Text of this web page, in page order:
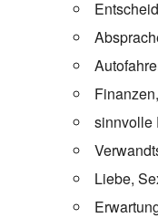
sinnvolle
Liebe,